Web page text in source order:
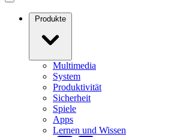
Produkte
Multimedia
System
Produktivität
Sicherheit
Spiele
Apps
Lernen und Wissen